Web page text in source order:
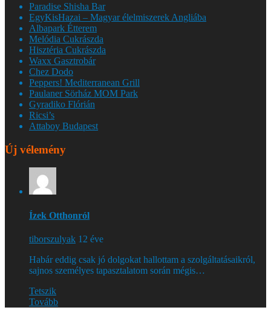
Paradise Shisha Bar
EgyKisHazai – Magyar élelmiszerek Angliába
Albapark Étterem
Melódia Cukrászda
Hisztéria Cukrászda
Waxx Gasztrobár
Chez Dodo
Peppers! Mediterranean Grill
Paulaner Sörház MOM Park
Gyradiko Flórián
Ricsi’s
Attaboy Budapest
Új vélemény
Ízek Otthonról
tiborszulyak 12 éve
Habár eddig csak jó dolgokat hallottam a szolgáltatásaikról,
sajnos személyes tapasztalatom során mégis…
Tetszik
Tovább